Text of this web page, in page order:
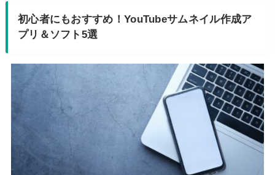
初心者にもおすすめ！YouTubeサムネイル作成ア
プリ＆ソフト5選